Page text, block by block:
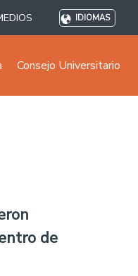
IDIOMAS
Consejo Universitario
de